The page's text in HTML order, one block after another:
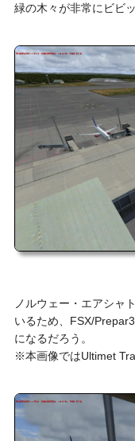
緑の木々が非常にビビ
ノルウェー・エアシャ
いるため、FSX/
になるだろう。
※本画像ではUltimet